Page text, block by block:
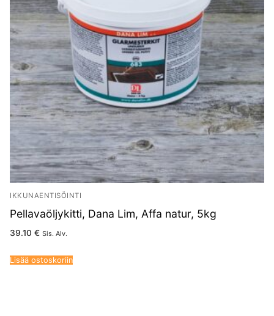
IKKUNAENTISÖINTI
Pellavaöljykitti, Dana Lim, Affa natur, 5kg
39.10 € Sis. Alv.
Lisää ostoskoriin